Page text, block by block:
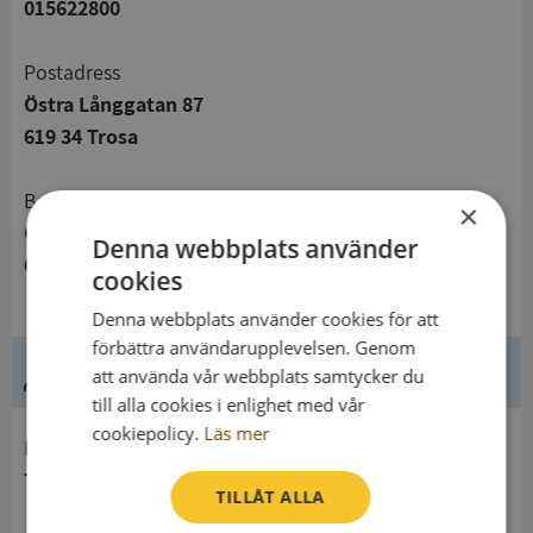
015622800
Postadress
Östra Långgatan 87
619 34 Trosa
Besöksadress
Östra Långgatan 87
619 34 Trosa
Ledning
Innehavare
Trosa församling
×
Denna webbplats använder
cookies
Denna webbplats använder cookies för att
förbättra användarupplevelsen. Genom
att använda vår webbplats samtycker du
till alla cookies i enlighet med vår
cookiepolicy. Läs mer
TILLÅT ALLA